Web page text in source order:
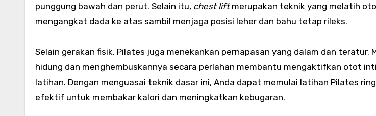
punggung bawah dan perut. Selain itu, chest liftmerupakan teknik yang melatih
mengangkat dada ke atas sambil menjaga posisi leher dan bahu tetap rileks.
Selain gerakan fisik, Pilates juga menekankan pernapasan yang dalam dan teratur.
hidung dan menghembuskannya secara perlahan membantu mengaktifkan otot
latihan. Dengan menguasai teknik dasar ini, Anda dapat memulai latihan Pilates
efektif untuk membakar kalori dan meningkatkan kebugaran.